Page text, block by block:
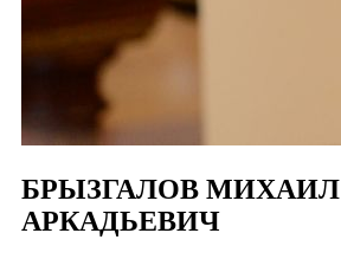
БРЫЗГАЛОВ МИХАИЛ
АРКАДЬЕВИЧ